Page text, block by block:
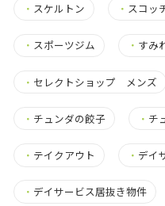
・ スケルトン ・ スコッ
・ スポーツジム ・ すみ
・ セレクトショップ メンズ
・ チュンダの餃子 ・ チ
・ テイクアウト ・ デイ
・ デイサービス居抜き物件